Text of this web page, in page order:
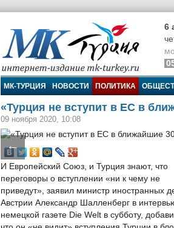
МК-Турция
6
МК-ТУРЦИЯ НОВОСТИ ПОЛИТИКА
«Турция не вступит в ЕС в
09 ноября 2020, 10:08
←
И Европейский Союз, и Турция знают, что
переговоры о вступлении «ни к чему не
приведут», заявил министр иностранных
Австрии Александр Шалленберг в
немецкой газете Die Welt в субботу,